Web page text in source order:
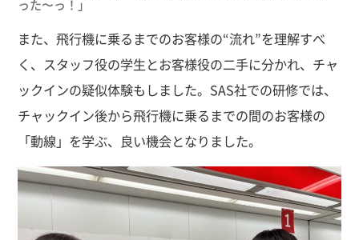
った〜っ！」
また、飛行機に乗るまでのお客様の“流れ”を理解すべ
く、スタッフ役の学生とお客様役の二手に分かれ、チャ
ックインの疑似体験もしました。SAS社での研修では、
チャックイン後から飛行機に乗るまでの間のお客様の
「動線」を学ぶ、良い機会となりました。